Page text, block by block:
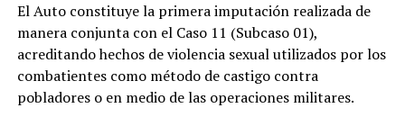
El Auto constituye la primera imputación realizada de
manera conjunta con el Caso 11 (Subcaso 01),
acreditando hechos de violencia sexual utilizados por los
combatientes como método de castigo contra
pobladores o en medio de las operaciones militares.